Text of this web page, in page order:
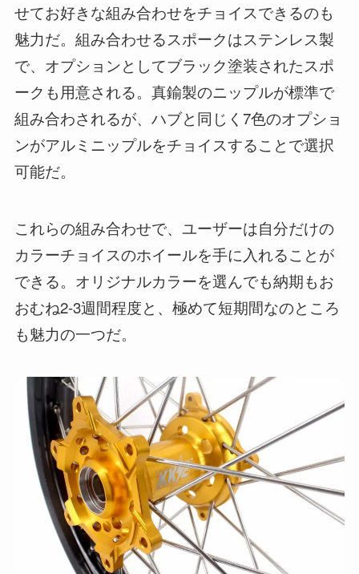
せてお好きな組み合わせをチョイスできるのも
魅力だ。組み合わせるスポークはステンレス製
で、オプションとしてブラック塗装されたスポ
ークも用意される。真鍮製のニップルが標準で
組み合わされるが、ハブと同じく7色のオプショ
ンがアルミニップルをチョイスすることで選択
可能だ。
これらの組み合わせで、ユーザーは自分だけの
カラーチョイスのホイールを手に入れることが
できる。オリジナルカラーを選んでも納期もお
おむね2-3週間程度と、極めて短期間なのところ
も魅力の一つだ。